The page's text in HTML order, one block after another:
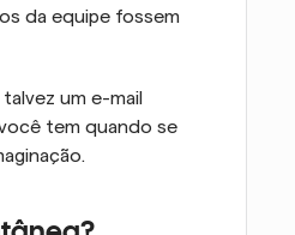
da equipe fossem
um e-mail
tem quando se